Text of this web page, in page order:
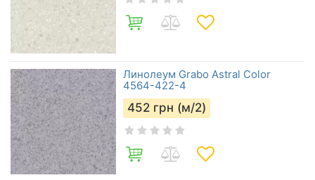
Линолеум Grabo Astral Color
4564-422-4
452 грн (м/2)